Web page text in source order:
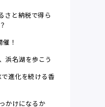
さと納税で得ら
！
浜名湖を歩こう
進化を続ける香
かけになるか